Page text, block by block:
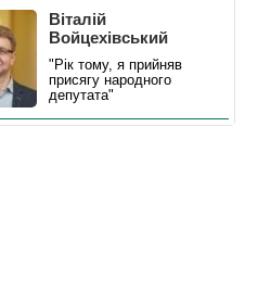
Віталій
Войцехівський
"Рік тому, я прийняв
присягу народного
депутата"